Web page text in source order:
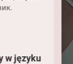
w języku